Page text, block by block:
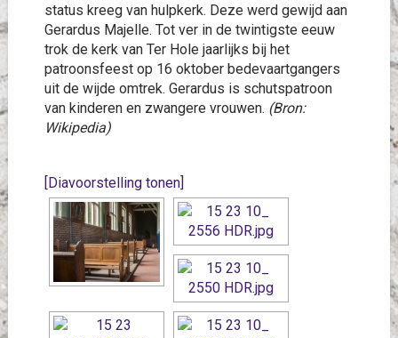
status kreeg van hulpkerk. Deze werd gewijd aan
Gerardus Majelle. Tot ver in de twintigste eeuw
trok de kerk van Ter Hole jaarlijks bij het
patroonsfeest op 16 oktober bedevaartgangers
uit de wijde omtrek. Gerardus is schutspatroon
van kinderen en zwangere vrouwen. (Bron:
Wikipedia)
[Diavoorstelling tonen]